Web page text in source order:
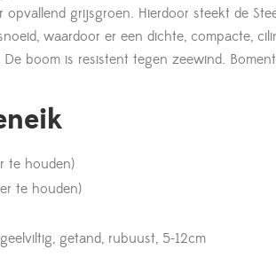
grijsgroen. Hierdoor steekt de
waardoor er een dichte, compacte,
boom is resistent tegen zeewind.
te houden)
te houden)
getand, rubuust, 5-12cm